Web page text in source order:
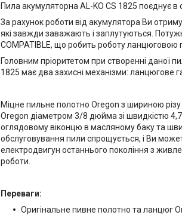
Пила акумуляторна AL-KO CS 1825 поєднує в
За рахунок роботи від акумулятора Ви
які завжди заважають і заплутуються.
COMPATIBLE, що робить роботу
Головним пріоритетом при створенні даної
1825 має два захисні механізми: ланцюгове
Міцне пильне полотно Oregon з шириною
Oregon діаметром 3/8 дюйма зі швидкістю
оглядовому віконцю в масляному баку та
обслуговування пили спрощується, і Ви
електродвигун останнього покоління з
роботи.
Переваги:
Оригінальне пивне полотно та ланцюг